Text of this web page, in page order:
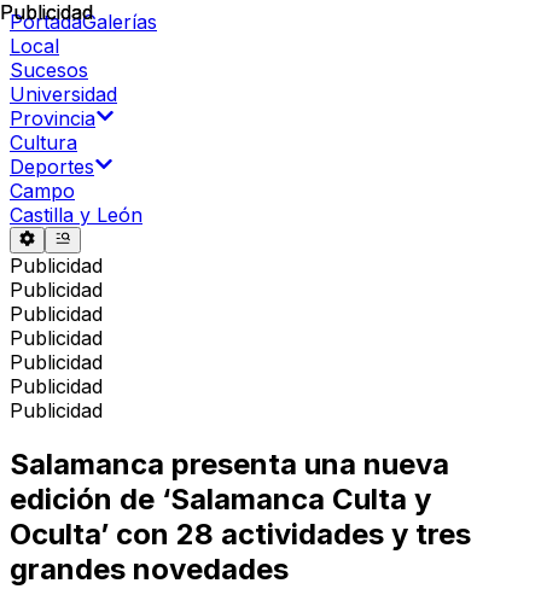
PortadaGalerías
Local
Sucesos
Universidad
Provincia
Cultura
Deportes
Campo
Castilla y León
Publicidad
Publicidad
Publicidad
Publicidad
Publicidad
Publicidad
Publicidad
Publicidad
Salamanca presenta una nueva
edición de ‘Salamanca Culta y
Oculta’ con 28 actividades y tres
grandes novedades
Publicidad